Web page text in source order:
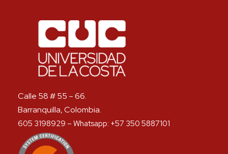
Calle 58 # 55 – 66.
Barranquilla, Colombia.
605 3198929 – Whatsapp: +57 350 5887101